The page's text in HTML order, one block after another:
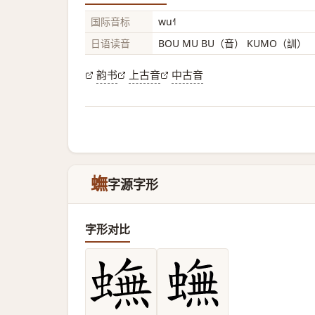
国际音标
wu˧˥
日语读音
BOU MU BU（音） KUMO（訓）
韵书 上古音 中古音
蟱字源字形
字形对比